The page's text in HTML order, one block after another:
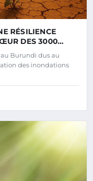
RÉSILIENCE
DES 3000
Burundi dus au
des inondations